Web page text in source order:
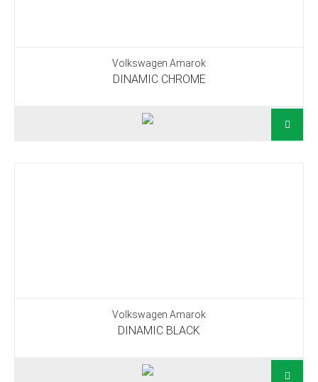
Volkswagen Amarok
DINAMIC CHROME
Volkswagen Amarok
DINAMIC BLACK